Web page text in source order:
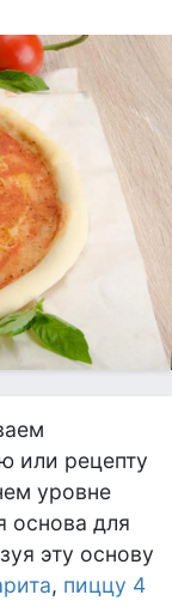
или рецепту
уровне
основа для
эту основу
, пиццу 4